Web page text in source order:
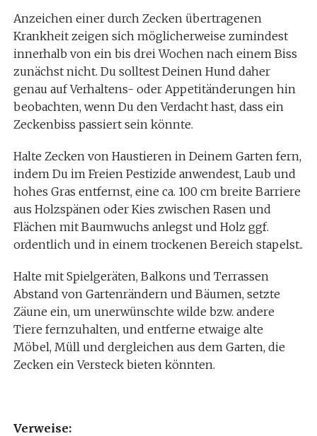
Anzeichen einer durch Zecken übertragenen
Krankheit zeigen sich möglicherweise zumindest
innerhalb von ein bis drei Wochen nach einem Biss
zunächst nicht. Du solltest Deinen Hund daher
genau auf Verhaltens- oder Appetitänderungen hin
beobachten, wenn Du den Verdacht hast, dass ein
Zeckenbiss passiert sein könnte.
Halte Zecken von Haustieren in Deinem Garten fern,
indem Du im Freien Pestizide anwendest, Laub und
hohes Gras entfernst, eine ca. 100 cm breite Barriere
aus Holzspänen oder Kies zwischen Rasen und
Flächen mit Baumwuchs anlegst und Holz ggf.
ordentlich und in einem trockenen Bereich stapelst..
Halte mit Spielgeräten, Balkons und Terrassen
Abstand von Gartenrändern und Bäumen, setzte
Zäune ein, um unerwünschte wilde bzw. andere
Tiere fernzuhalten, und entferne etwaige alte
Möbel, Müll und dergleichen aus dem Garten, die
Zecken ein Versteck bieten könnten.
Verweise: